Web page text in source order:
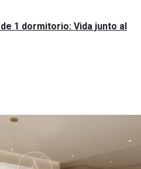
1 dormitorio: Vida junto al